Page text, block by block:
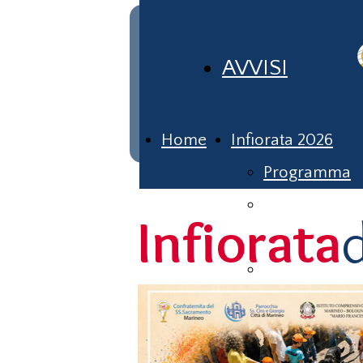
AVVISI
Home
Infiorata 2026
Programma
2026
Infiorata
dei Bambini
Infiorata